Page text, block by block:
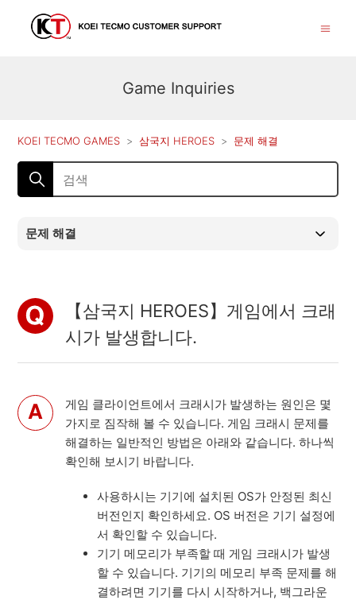
Game Inquiries
KOEI TECMO GAMES 삼국지 HEROES 문제 해결
문제 해결
【삼국지 HEROES】게임에서 크래
시가 발생합니다.
게임 클라이언트에서 크래시가 발생하는 원인은 몇
가지로 짐작해 볼 수 있습니다. 게임 크래시 문제를
해결하는 일반적인 방법은 아래와 같습니다. 하나씩
확인해 보시기 바랍니다.
사용하시는 기기에 설치된 OS가 안정된 최신
버전인지 확인하세요. OS 버전은 기기 설정에
서 확인할 수 있습니다.
기기 메모리가 부족할 때 게임 크래시가 발생
할 수 있습니다. 기기의 메모리 부족 문제를 해
결하려면 기기를 다시 시작하거나, 백그라운